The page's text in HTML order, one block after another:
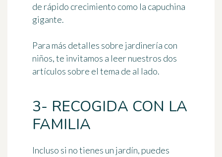
de rápido crecimiento como la capuchina
gigante.
Para más detalles sobre jardinería con
niños, te invitamos a leer nuestros dos
artículos sobre el tema de al lado.
3- RECOGIDA CON LA
FAMILIA
Incluso si no tienes un jardín, puedes